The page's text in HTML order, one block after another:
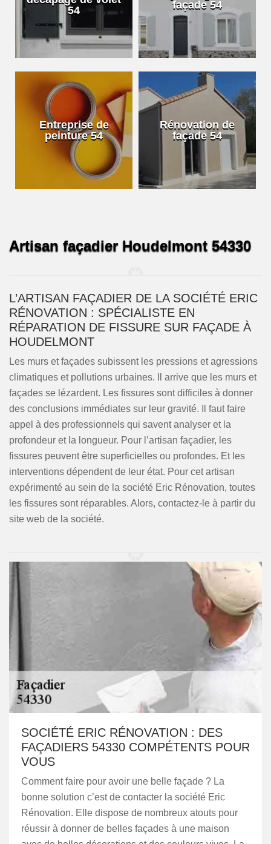
54
façade 54
Entreprise de
peinture 54
Rénovation de
façade 54
Artisan façadier Houdelmont 54330
L’ARTISAN FAÇADIER DE LA SOCIÉTÉ ERIC
RÉNOVATION : SPÉCIALISTE EN
RÉPARATION DE FISSURE SUR FAÇADE À
HOUDELMONT
Les murs et façades subissent les pressions et agressions
climatiques et pollutions urbaines. Il arrive que les murs et
façades se lézardent. Les fissures sont difficiles à donner
des conclusions immédiates sur leur gravité. Il faut faire
appel à des professionnels qui savent analyser et la
profondeur et la longueur. Pour l’artisan façadier, les
fissures peuvent être superficielles ou profondes. Et les
interventions dépendent de leur état. Pour cet artisan
expérimenté au sein de la société Eric Rénovation, toutes
les fissures sont réparables. Alors, contactez-le à partir du
site web de la société.
SOCIÉTÉ ERIC RÉNOVATION : DES
FAÇADIERS 54330 COMPÉTENTS POUR
VOUS
Comment faire pour avoir une belle façade ? La
bonne solution c’est de contacter la société Eric
Rénovation. Elle dispose de nombreux atouts pour
réussir à donner de belles façades à une maison